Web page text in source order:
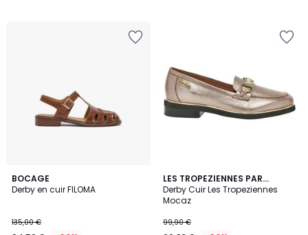
BOCAGE
Derby en cuir FILOMA
135,00 €
LES TROPEZIENNES PAR
M.BELARBI
Derby Cuir Les Tropeziennes
Mocaz
99,90 €